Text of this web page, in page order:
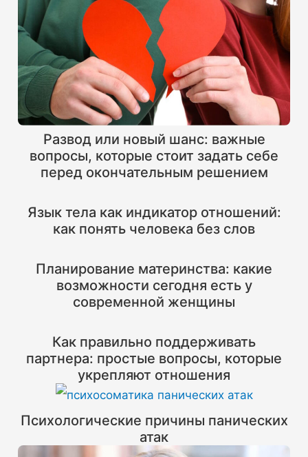
Развод или новый шанс: важные
вопросы, которые стоит задать себе
перед окончательным решением
Язык тела как индикатор отношений:
как понять человека без слов
Планирование материнства: какие
возможности сегодня есть у
современной женщины
Как правильно поддерживать
партнера: простые вопросы, которые
укрепляют отношения
Психологические причины панических
атак